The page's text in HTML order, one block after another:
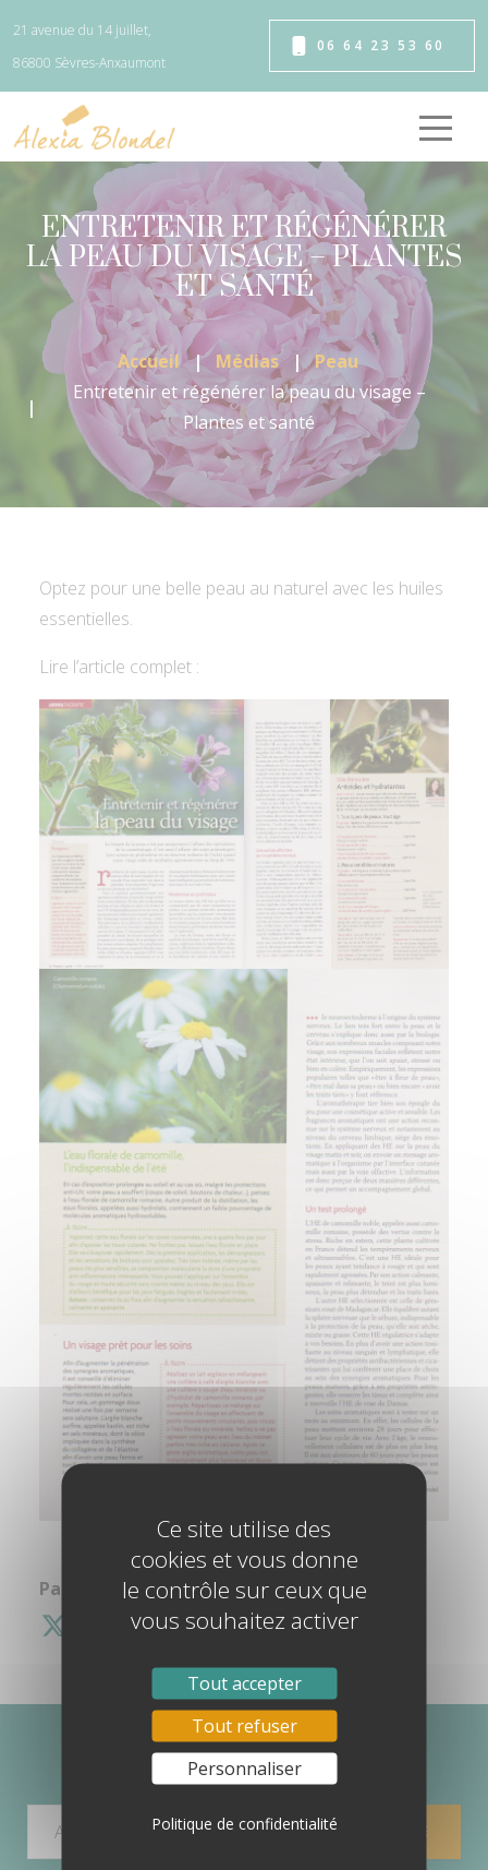
21 avenue du 14 juillet,
86800 Sèvres-Anxaumont
06 64 23 53 60
ENTRETENIR ET RÉGÉNÉRER
LA PEAU DU VISAGE – PLANTES
ET SANTÉ
Accueil Médias
Peau
Entretenir et régénérer la peau du visage –
Plantes et santé
Optez pour une belle peau au naturel avec les huiles
essentielles.
Lire l’article complet :
Partagez cette information :
ABONNEZ-VOUS À MA NEWSLETTER
Ce site utilise des
cookies et vous donne
le contrôle sur ceux que
vous souhaitez activer
Tout accepter
Tout refuser
Personnaliser
Politique de confidentialité